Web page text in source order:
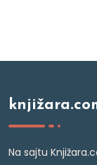
Na sajtu